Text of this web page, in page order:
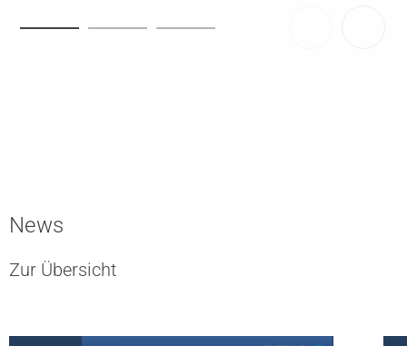
News
Zur Übersicht